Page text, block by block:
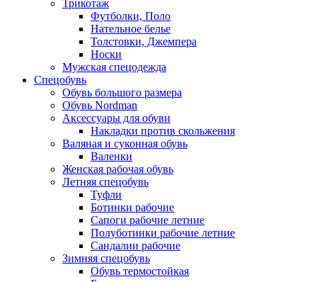
Трикотаж
Футболки, Поло
Нательное белье
Толстовки, Джемпера
Носки
Мужская спецодежда
Спецобувь
Обувь большого размера
Обувь Nordman
Аксессуары для обуви
Накладки против скольжения
Валяная и суконная обувь
Валенки
Женская рабочая обувь
Летняя спецобувь
Туфли
Ботинки рабочие
Сапоги рабочие летние
Полуботинки рабочие летние
Сандалии рабочие
Зимняя спецобувь
Обувь термостойкая